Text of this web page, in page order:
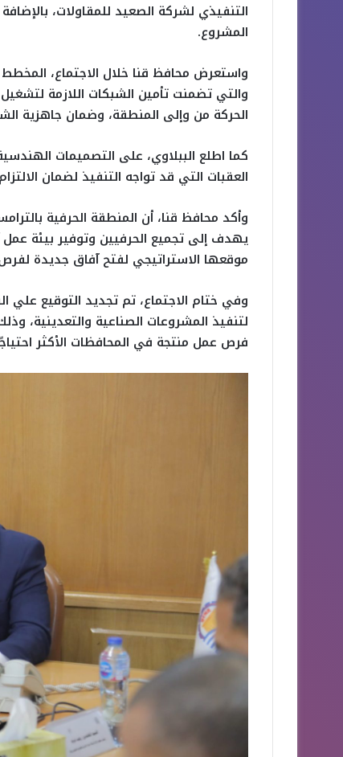
التنفيذي لشركة الصعيد للمقاولات،
المشروع.
واستعرض محافظ قنا خلال الاجتماع،
والتي تضمنت تأمين الشبكات اللازمة
الحركة من وإلى المنطقة، وضمان جاهزية
كما اطلع الببلاوي، على التصميمات
العقبات التي قد تواجه التنفيذ لضمان
وأكد محافظ قنا، أن المنطقة الحرفية
يهدف إلى تجميع الحرفيين وتوفير بيئة عمل
موقعها الاستراتيجي لفتح آفاق جديدة
وفي ختام الاجتماع، تم تجديد التوقيع علي
لتنفيذ المشروعات الصناعية والتعدينية،
فرص عمل منتجة في المحافظات الأكثر